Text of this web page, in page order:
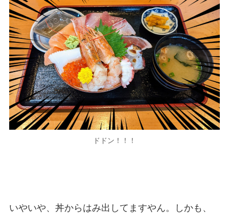
ドドン！！！
いやいや、丼からはみ出してますやん。しかも、